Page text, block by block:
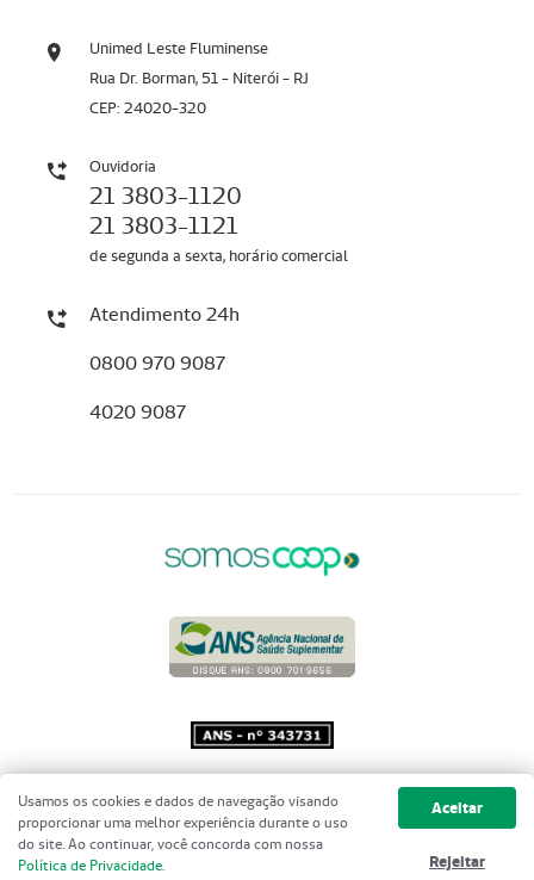
Unimed Leste Fluminense
Rua Dr. Borman, 51 - Niterói - RJ
CEP: 24020-320
Ouvidoria
21 3803-1120
21 3803-1121
de segunda a sexta, horário comercial
Atendimento 24h
0800 970 9087
4020 9087
Copyright 2001 - 2026 Unimed do
Brasil - Todos os direitos reservados
Usamos os cookies e dados de navegação visando
proporcionar uma melhor experiência durante o uso
do site. Ao continuar, você concorda com nossa
Política de Privacidade.
Aceitar
Rejeitar